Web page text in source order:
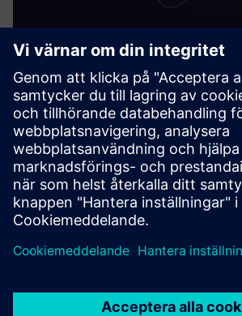
Siemens Energy Plant-
Plant-SaaS erbjuder en anpassningsbar
för Power-to-X som en fullt underhållen
in alla projektintressenter, inklusive
och andra, att samarbeta på din Plant-
Läs mer